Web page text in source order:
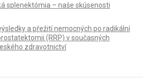
splenektómia – naše skúsenosti
a přežití nemocných po radikální
(RRP) v současných
zdravotnictví